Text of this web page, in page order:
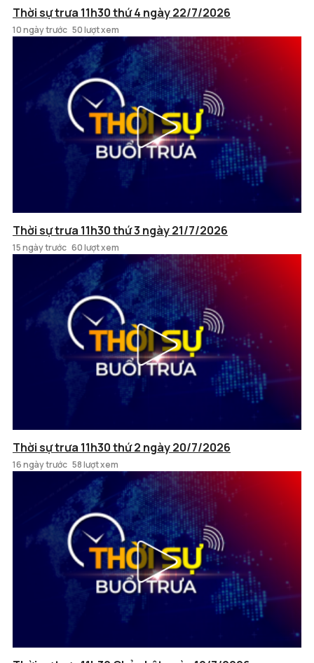
Thời sự trưa 11h30 thứ 4 ngày 22/7/2026
10 ngày trước 50 lượt xem
Thời sự trưa 11h30 thứ 3 ngày 21/7/2026
15 ngày trước 60 lượt xem
Thời sự trưa 11h30 thứ 2 ngày 20/7/2026
16 ngày trước 58 lượt xem